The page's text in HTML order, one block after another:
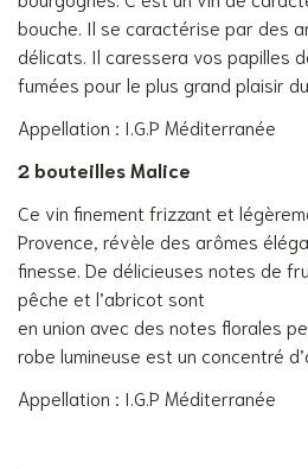
bouche. Il se caractérise par des
délicats. Il caressera vos papilles
fumées pour le plus grand plaisir
Appellation : I.G.P Méditerranée
2 bouteilles Malice
Ce vin finement frizzant et
Provence, révèle des arômes
finesse. De délicieuses notes de
pêche et l’abricot sont
en union avec des notes florales
robe lumineuse est un concentré
Appellation : I.G.P Méditerranée